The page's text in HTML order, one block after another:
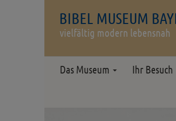
BIBEL MUSEUM
vielfältig modern lebensnah
Das Museum Ihr Besuch